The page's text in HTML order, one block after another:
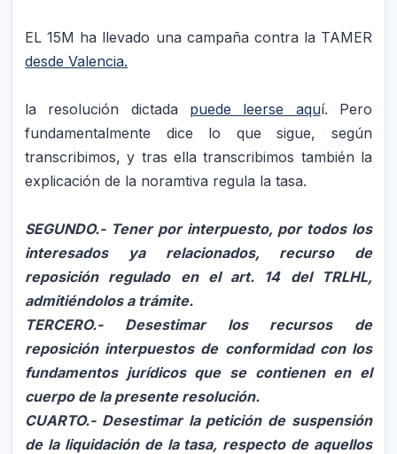
EL 15M ha llevado una campaña contra la TAMER
desde Valencia.
la resolución dictada puede leerse aquí. Pero
fundamentalmente dice lo que sigue, según
transcribimos, y tras ella transcribimos también la
explicación de la noramtiva regula la tasa.
SEGUNDO.- Tener por interpuesto, por todos los
interesados ya relacionados, recurso de
reposición regulado en el art. 14 del TRLHL,
admitiéndolos a trámite.
TERCERO.- Desestimar los recursos de
reposición interpuestos de conformidad con los
fundamentos jurídicos que se contienen en el
cuerpo de la presente resolución.
CUARTO.- Desestimar la petición de suspensión
de la liquidación de la tasa, respecto de aquellos